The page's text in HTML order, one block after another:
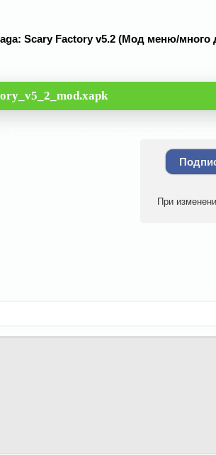
Scary Factory v5.2 (Мод меню/много
При